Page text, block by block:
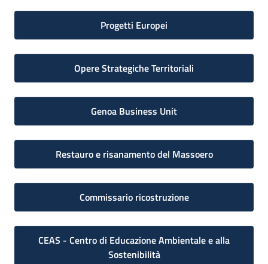
Progetti Europei
Opere Strategiche Territoriali
Genoa Business Unit
Restauro e risanamento del Massoero
Commissario ricostruzione
CEAS - Centro di Educazione Ambientale e alla
Sostenibilità